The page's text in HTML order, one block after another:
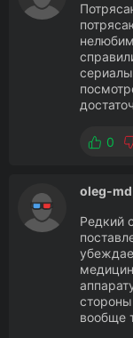
0
oleg-md
Редкий
вообще